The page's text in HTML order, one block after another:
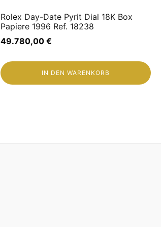
Rolex Day-Date Pyrit Dial 18K Box
Papiere 1996 Ref. 18238
49.780,00 €
IN DEN WARENKORB